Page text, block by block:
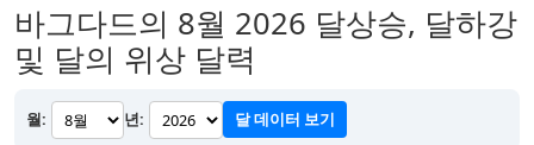
바그다드의 8월 2026 달상승, 달하강
및 달의 위상 달력
월: 년: 달 데이터 보기